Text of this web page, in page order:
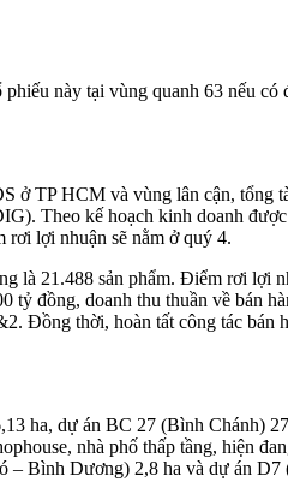
này tại vùng quanh 63 nếu
TP HCM và vùng lân cận, tổng
Theo kế hoạch kinh doanh
lợi nhuận sẽ nằm ở quý 4.
là 21.488 sản phẩm. Điểm rơi lợi
tỷ đồng, doanh thu thuần về bán
Đồng thời, hoàn tất công tác bán
ha, dự án BC 27 (Bình Chánh)
nhà phố thấp tầng, hiện
– Bình Dương) 2,8 ha và dự án